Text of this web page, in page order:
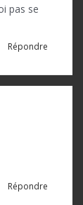
pas se
Répondre
Répondre